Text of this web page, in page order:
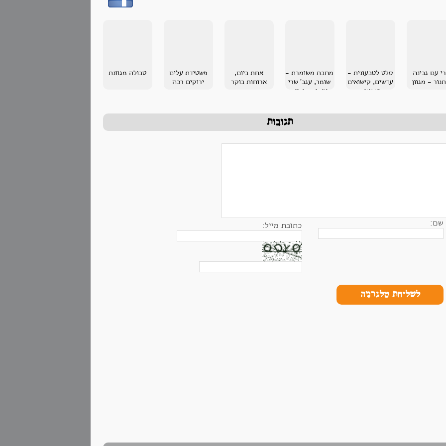
עם גבינה
- מגוון
סלט לטבעונית -
עדשים, קישואים
ואפונים
מחבת משומרת -
שומר, עגב' שרי
וזיתים סוריים
אחת ביום,
ארוחות בוקר
פשטידת עלים
ירוקים רכה
טבולה מגוונת
תגובות
שם: כתובת מייל:
לשליחת טלגרמה